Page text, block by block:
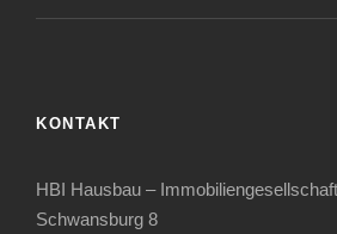
KONTAKT
HBI Hausbau –
Schwansburg 8